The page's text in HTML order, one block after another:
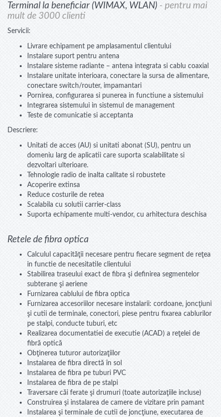
Terminal la beneficiar (WIMAX, WLAN) - pentru mai
mult de 3000 clienti
Servicii:
Livrare echipament pe amplasamentul clientului
Instalare suport pentru antena
Instalare sisteme radiante – antena integrata si cablu coaxial
Instalare unitate interioara, conectare la sursa de alimentare,
conectare switch/router, impamantari
Pornirea, configurarea si punerea in functiune a sistemului
Integrarea sistemului in sistemul de management
Teste de comunicatie si acceptanta
Descriere:
Unitati de acces (AU) si unitati abonat (SU), pentru un
domeniu larg de aplicatii care suporta scalabilitate si
dezvoltari ulterioare.
Tehnologie radio de inalta calitate si robustete
Acoperire extinsa
Reduce costurile de retea
Scalabila cu solutii carrier-class
Suporta echipamente multi-vendor, cu arhitectura deschisa
Retele de fibra optica
Calculul capacităţii necesare pentru fiecare segment de reţea
in functie de necesitatile clientului
Stabilirea traseului exact de fibra şi definirea segmentelor
subterane şi aeriene
Furnizarea cablului de fibra optica
Furnizarea accesoriilor necesare instalarii: cordoane, joncţiuni
şi cutii de terminale, conectori, piese pentru fixarea cablurilor
pe stalpi, conducte tuburi, etc
Realizarea documentatiei de executie (ACAD) a reţelei de
fibră optică
Obţinerea tuturor autorizaţiilor
Instalarea de fibra directă în sol
Instalarea de fibra pe tuburi PVC
Instalarea de fibra de pe stalpi
Traversare căi ferate şi drumuri (toate autorizaţiile incluse)
Construirea şi instalarea de camere de vizitare prin pamant
Instalarea şi terminale de cutii de joncţiune, executarea de